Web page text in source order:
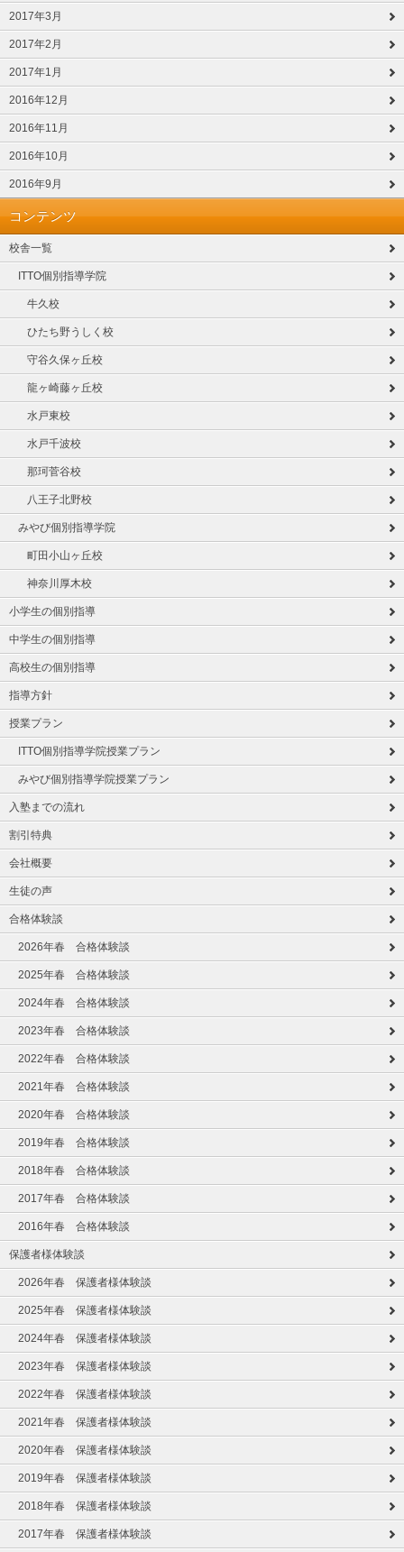
2017年3月
2017年2月
2017年1月
2016年12月
2016年11月
2016年10月
2016年9月
コンテンツ
校舎一覧
ITTO個別指導学院
牛久校
ひたち野うしく校
守谷久保ヶ丘校
龍ヶ崎藤ヶ丘校
水戸東校
水戸千波校
那珂菅谷校
八王子北野校
みやび個別指導学院
町田小山ヶ丘校
神奈川厚木校
小学生の個別指導
中学生の個別指導
高校生の個別指導
指導方針
授業プラン
ITTO個別指導学院授業プラン
みやび個別指導学院授業プラン
入塾までの流れ
割引特典
会社概要
生徒の声
合格体験談
2026年春 合格体験談
2025年春 合格体験談
2024年春 合格体験談
2023年春 合格体験談
2022年春 合格体験談
2021年春 合格体験談
2020年春 合格体験談
2019年春 合格体験談
2018年春 合格体験談
2017年春 合格体験談
2016年春 合格体験談
保護者様体験談
2026年春 保護者様体験談
2025年春 保護者様体験談
2024年春 保護者様体験談
2023年春 保護者様体験談
2022年春 保護者様体験談
2021年春 保護者様体験談
2020年春 保護者様体験談
2019年春 保護者様体験談
2018年春 保護者様体験談
2017年春 保護者様体験談